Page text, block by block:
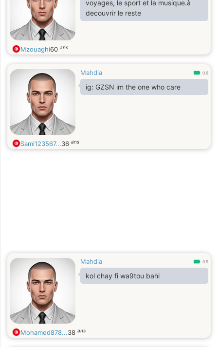
voyages, le sport et la musique.à
decouvrir le reste
Mzouaghi60 ans
Mahdia 0.9
ig: GZSN im the one who care
Sami123567...36 ans
Mahdia 0.9
kol chay fi wa9tou bahi
Mohamed878...38 ans